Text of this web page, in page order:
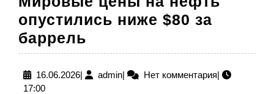
опустились ниже $80 за
баррель
цены
на
16.06.202616.06.2026
| adminadmin
| Нет комментария|
17:00